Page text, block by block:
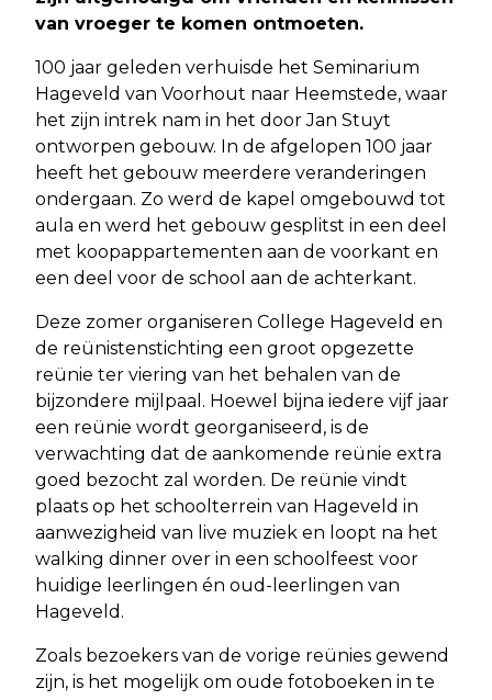
van vroeger te komen ontmoeten.
100 jaar geleden verhuisde het Seminarium
Hageveld van Voorhout naar Heemstede, waar
het zijn intrek nam in het door Jan Stuyt
ontworpen gebouw. In de afgelopen 100 jaar
heeft het gebouw meerdere veranderingen
ondergaan. Zo werd de kapel omgebouwd tot
aula en werd het gebouw gesplitst in een deel
met koopappartementen aan de voorkant en
een deel voor de school aan de achterkant.
Deze zomer organiseren College Hageveld en
de reünistenstichting een groot opgezette
reünie ter viering van het behalen van de
bijzondere mijlpaal. Hoewel bijna iedere vijf jaar
een reünie wordt georganiseerd, is de
verwachting dat de aankomende reünie extra
goed bezocht zal worden. De reünie vindt
plaats op het schoolterrein van Hageveld in
aanwezigheid van live muziek en loopt na het
walking dinner over in een schoolfeest voor
huidige leerlingen én oud-leerlingen van
Hageveld.
Zoals bezoekers van de vorige reünies gewend
zijn, is het mogelijk om oude fotoboeken in te